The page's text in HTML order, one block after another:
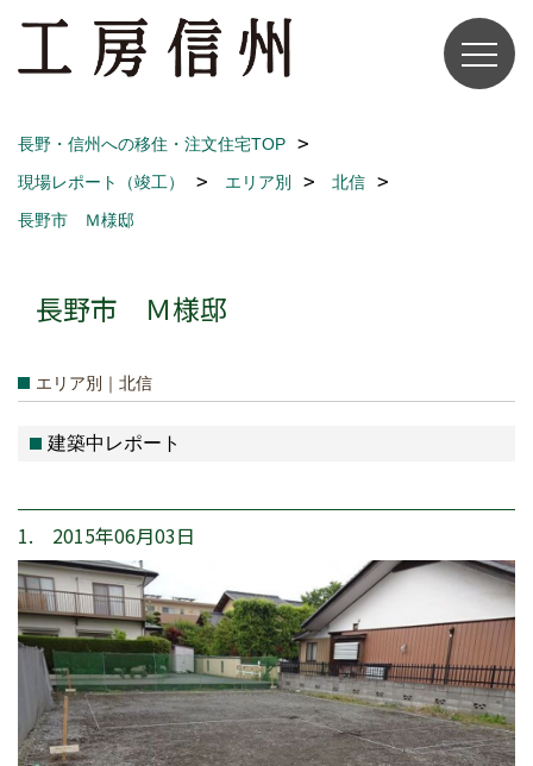
長野・信州への移住・注文住宅TOP
現場レポート（竣工）
エリア別
北信
長野市 Ｍ様邸
長野市 Ｍ様邸
エリア別｜北信
建築中レポート
1. 2015年06月03日